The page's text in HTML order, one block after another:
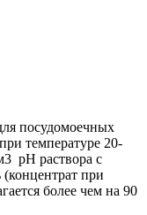
посудомоечных
температуре 20-
рН раствора с
(концентрат при
более чем на 90